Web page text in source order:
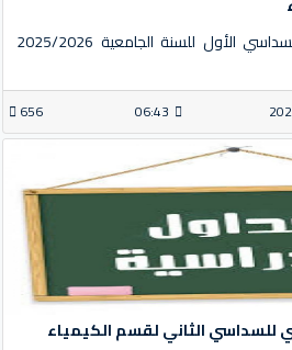
الحلول النموذجية لإمتحانات السداسي الأول للسنة الجامعية 2025/2026
06:43
656
للسداسي الثاني لقسم الكيمياء